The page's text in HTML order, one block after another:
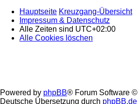
Hauptseite Kreuzgang-Übersicht
Impressum & Datenschutz
Alle Zeiten sind UTC+02:00
Alle Cookies löschen
Powered by phpBB® Forum Software
Deutsche Übersetzung durch phpBB.de